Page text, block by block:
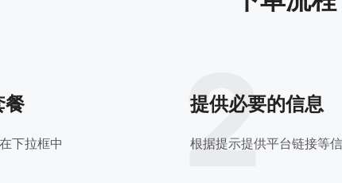
餐
下拉框中
提供必要的信息
根据提示提供平台链接等
2